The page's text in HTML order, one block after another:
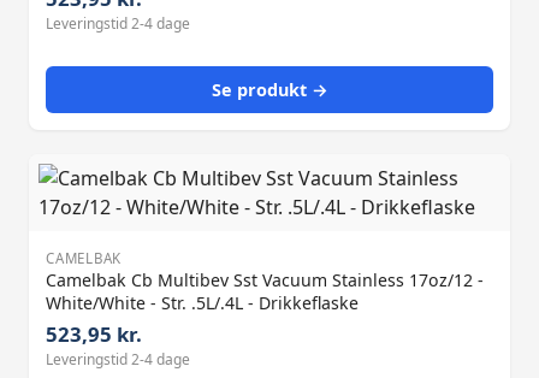
Leveringstid 2-4 dage
Se produkt →
CAMELBAK
Camelbak Cb Multibev Sst Vacuum Stainless 17oz/12 -
White/White - Str. .5L/.4L - Drikkeflaske
523,95 kr.
Leveringstid 2-4 dage